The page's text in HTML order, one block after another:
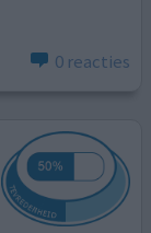
0 reacties